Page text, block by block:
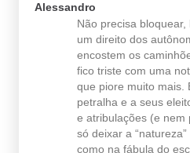
Alessandro
Não precisa
um direito dos
encostem os
fico triste com uma
que piore muito mais.
petralha e a seus
e atribulações (e nem
só deixar a
como na fábula do